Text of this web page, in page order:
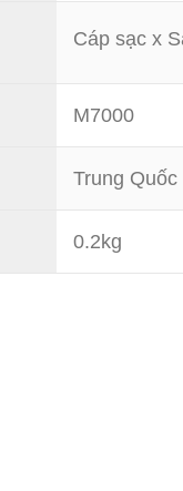
Cáp sạc x
M7000
Trung Quốc
0.2kg